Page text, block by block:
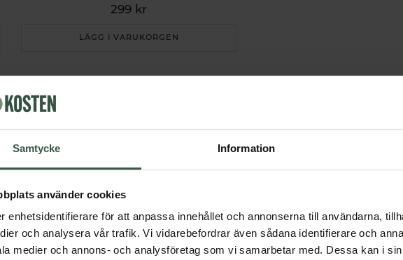
Samtycke Information
använder cookies
enhetsidentifierare för att anpassa innehållet och annonserna till användarna,
och analysera vår trafik. Vi vidarebefordrar även sådana identifierare och
medier och annons- och analysföretag som vi samarbetar med. Dessa kan i
299 kr
LÄGG I VARUKORGEN